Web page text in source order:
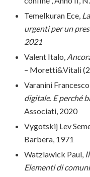
Temelkuran Ece,
urgenti per un
2021
Valent Italo,
– Moretti&Vitali
Varanini
digitale. E perché
Associati, 2020
Vygotskij Lev
Barbera, 1971
Watzlawick Paul,
Elementi di